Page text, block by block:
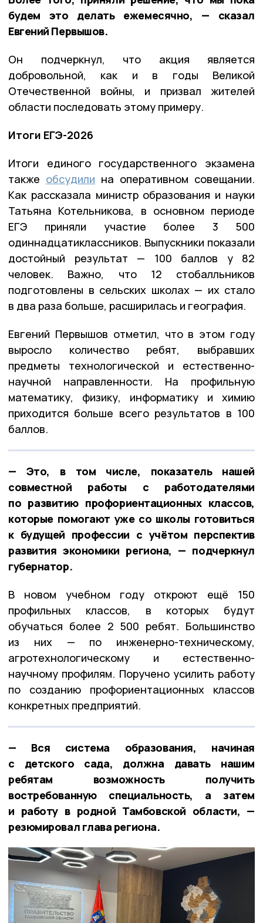
будем это делать ежемесячно, — сказал
Евгений Первышов.
Он подчеркнул, что акция является
добровольной, как и в годы Великой
Отечественной войны, и призвал жителей
области последовать этому примеру.
Итоги ЕГЭ-2026
Итоги единого государственного экзамена
также обсудили на оперативном совещании.
Как рассказала министр образования и науки
Татьяна Котельникова, в основном периоде
ЕГЭ приняли участие более 3 500
одиннадцатиклассников. Выпускники показали
достойный результат — 100 баллов у 82
человек. Важно, что 12 стобалльников
подготовлены в сельских школах — их стало
в два раза больше, расширилась и география.
Евгений Первышов отметил, что в этом году
выросло количество ребят, выбравших
предметы технологической и естественно-
научной направленности. На профильную
математику, физику, информатику и химию
приходится больше всего результатов в 100
баллов.
— Это, в том числе, показатель нашей
совместной работы с работодателями
по развитию профориентационных классов,
которые помогают уже со школы готовиться
к будущей профессии с учётом перспектив
развития экономики региона, — подчеркнул
губернатор.
В новом учебном году откроют ещё 150
профильных классов, в которых будут
обучаться более 2 500 ребят. Большинство
из них — по инженерно-техническому,
агротехнологическому и естественно-
научному профилям. Поручено усилить работу
по созданию профориентационных классов
конкретных предприятий.
— Вся система образования, начиная
с детского сада, должна давать нашим
ребятам возможность получить
востребованную специальность, а затем
и работу в родной Тамбовской области, —
резюмировал глава региона.